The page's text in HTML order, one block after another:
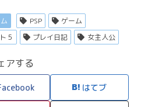
PSP
ゲーム
５ プレイ日記 女主人公
アする
はてブ